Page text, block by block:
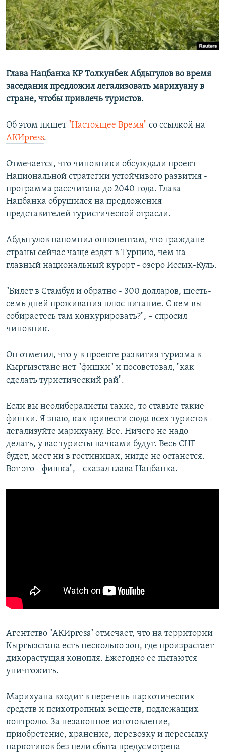
Глава Нацбанка КР Толкунбек Абдыгулов во время
заседания предложил легализовать марихуану в
стране, чтобы привлечь туристов.
Об этом пишет "Настоящее Время" со ссылкой на
АКИpress.
Отмечается, что чиновники обсуждали проект
Национальной стратегии устойчивого развития -
программа рассчитана до 2040 года. Глава
Нацбанка обрушился на предложения
представителей туристической отрасли.
Абдыгулов напомнил оппонентам, что граждане
страны сейчас чаще ездят в Турцию, чем на
главный национальный курорт - озеро Иссык-Куль.
"Билет в Стамбул и обратно - 300 долларов, шесть-
семь дней проживания плюс питание. С кем вы
собираетесь там конкурировать?", – спросил
чиновник.
Он отметил, что у в проекте развития туризма в
Кыргызстане нет "фишки" и посоветовал, "как
сделать туристический рай".
Если вы неолибералисты такие, то ставьте такие
фишки. Я знаю, как привести сюда всех туристов -
легализуйте марихуану. Все. Ничего не надо
делать, у вас туристы пачками будут. Весь СНГ
будет, мест ни в гостиницах, нигде не останется.
Вот это - фишка", - сказал глава Нацбанка.
Агентство "АКИpress" отмечает, что на территории
Кыргызстана есть несколько зон, где произрастает
дикорастущая конопля. Ежегодно ее пытаются
уничтожить.
Марихуана входит в перечень наркотических
средств и психотропных веществ, подлежащих
контролю. За незаконное изготовление,
приобретение, хранение, перевозку и пересылку
наркотиков без цели сбыта предусмотрена